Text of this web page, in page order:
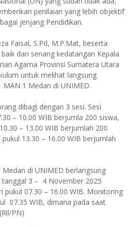
penilaian yang lebih objektif
jenjang Pendidikan.
Faisal, S.Pd, M.P.Mat, beserta
dan senang kedatangan Kepala
Agama Provinsi Sumatera Utara
untuk melihat langsung
1 Medan di UNIMED.
dibagi dengan 3 sesi. Sesi
– 10.00 WIB berjumla 200 siswa,
– 13.00 WIB berjumlah 200
13.30 – 16.00 WIB berjumlah
di UNIMED berlangsung
3 – 4 November 2025
pukul 07.30 – 16.00 WIB. Monitoring
07.35 WIB, dimana pada saat
PN)